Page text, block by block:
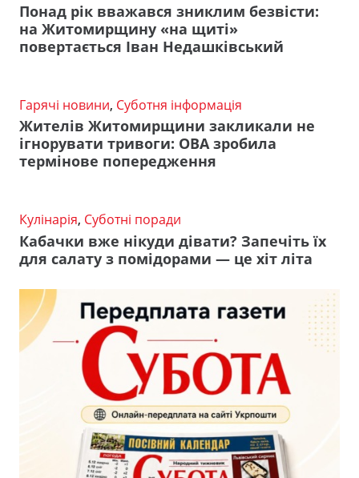
Понад рік вважався зниклим безвісти:
на Житомирщину «на щиті»
повертається Іван Недашківський
Гарячі новини, Суботня інформація
Жителів Житомирщини закликали не
ігнорувати тривоги: ОВА зробила
термінове попередження
Кулінарія, Суботні поради
Кабачки вже нікуди дівати? Запечіть їх
для салату з помідорами — це хіт літа